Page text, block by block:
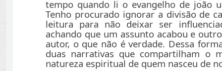
tempo quando li o evangelho de joão
Tenho procurado ignorar a divisão de
leitura para não deixar ser
achando que um assunto acabou e
autor, o que não é verdade. Dessa
duas narrativas que compartilham o
natureza espiritual de quem nasceu de